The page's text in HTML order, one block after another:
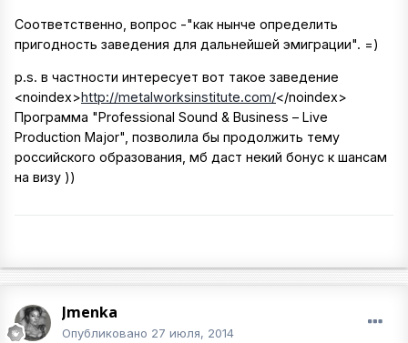
Соответственно, вопрос -"как нынче определить
пригодность заведения для дальнейшей эмиграции". =)
p.s. в частности интересует вот такое заведение
<noindex>http://metalworksinstitute.com/</noindex>
Программа "Professional Sound & Business – Live
Production Major", позволила бы продолжить тему
российского образования, мб даст некий бонус к шансам
на визу ))
Jmenka
Опубликовано 27 июля, 2014